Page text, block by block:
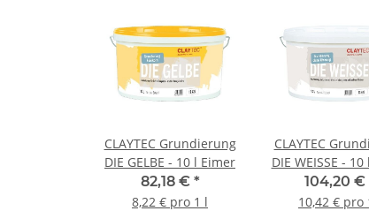
CLAYTEC Grundierung
DIE GELBE - 10 l Eimer
82,18 € *
8,22 € pro 1 l
CLAYTEC
DIE WEISSE -
104,20 €
10,42 € pro